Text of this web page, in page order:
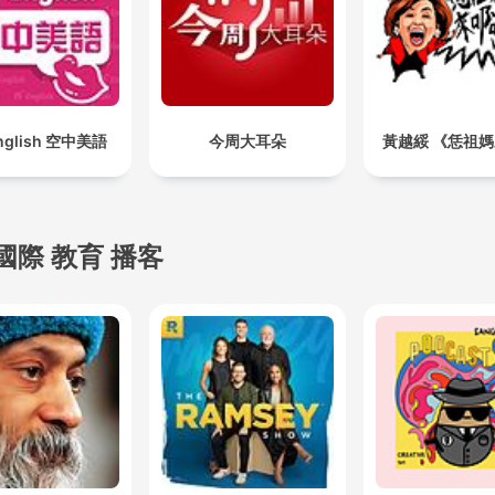
空中美語 今周大耳朵 黃越綏 《恁祖
際 教育 播客